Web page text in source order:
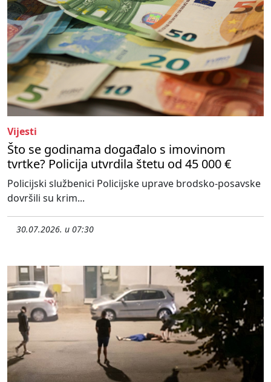
Vijesti
Što se godinama događalo s imovinom
tvrtke? Policija utvrdila štetu od 45 000 €
Policijski službenici Policijske uprave brodsko-posavske
dovršili su krim...
30.07.2026. u 07:30